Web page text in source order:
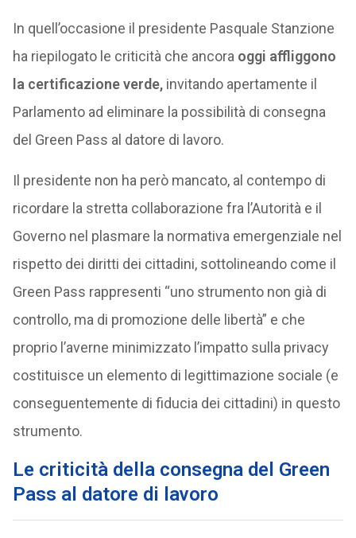
In quell’occasione il presidente Pasquale Stanzione
ha riepilogato le criticità che ancora oggi affliggono
la certificazione verde,invitando apertamente il
Parlamento ad eliminare la possibilità di consegna
del Green Pass al datore di lavoro.
Il presidente non ha però mancato, al contempo di
ricordare la stretta collaborazione fra l’Autorità e il
Governo nel plasmare la normativa emergenziale nel
rispetto dei diritti dei cittadini, sottolineando come il
Green Pass rappresenti “uno strumento non già di
controllo, ma di promozione delle libertà” e che
proprio l’averne minimizzato l’impatto sulla privacy
costituisce un elemento di legittimazione sociale (e
conseguentemente di fiducia dei cittadini) in questo
strumento.
Le criticità della consegna del Green
Pass al datore di lavoro